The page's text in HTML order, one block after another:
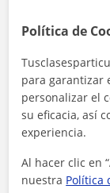
Al hacer clic,
Política de
para garantizar
personalizar el
su eficacia, así
experiencia.
Al hacer clic en
nuestra Política